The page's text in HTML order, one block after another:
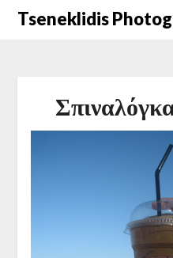
Μετάβαση
Tseneklidis